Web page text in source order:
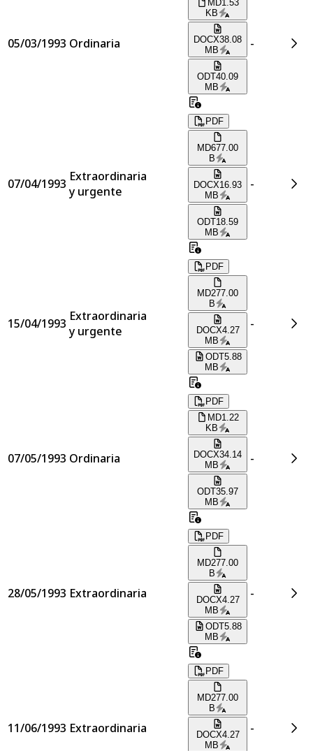
05/03/1993 Ordinaria
MD1.53
KB
DOCX38.08
MB
ODT40.09
MB
-
07/04/1993 Extraordinaria
y urgente
PDF
MD677.00
B
DOCX16.93
MB
ODT18.59
MB
-
15/04/1993 Extraordinaria
y urgente
PDF
MD277.00
B
DOCX4.27
MB
ODT5.88
MB
-
07/05/1993 Ordinaria
PDF
MD1.22
KB
DOCX34.14
MB
ODT35.97
MB
-
28/05/1993 Extraordinaria
PDF
MD277.00
B
DOCX4.27
MB
ODT5.88
MB
-
11/06/1993 Extraordinaria
PDF
MD277.00
B
DOCX4.27
MB
-